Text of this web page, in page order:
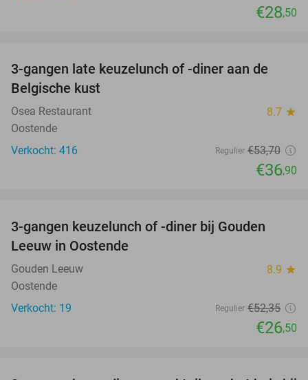
€28,50
31%
3-gangen late keuzelunch of -diner aan de
Belgische kust
Osea Restaurant 8.7 star
Oostende
Verkocht: 416
Regulier €53,70
€36,90
3-gangen keuzelunch of -diner bij Gouden
Leeuw in Oostende
Gouden Leeuw 8.9 star
Oostende
Verkocht: 19
Regulier €52,35
€26,50